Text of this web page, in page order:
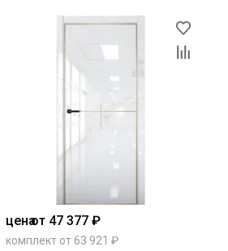
ценаот 47 377 ₽
комплект от 63 921 ₽